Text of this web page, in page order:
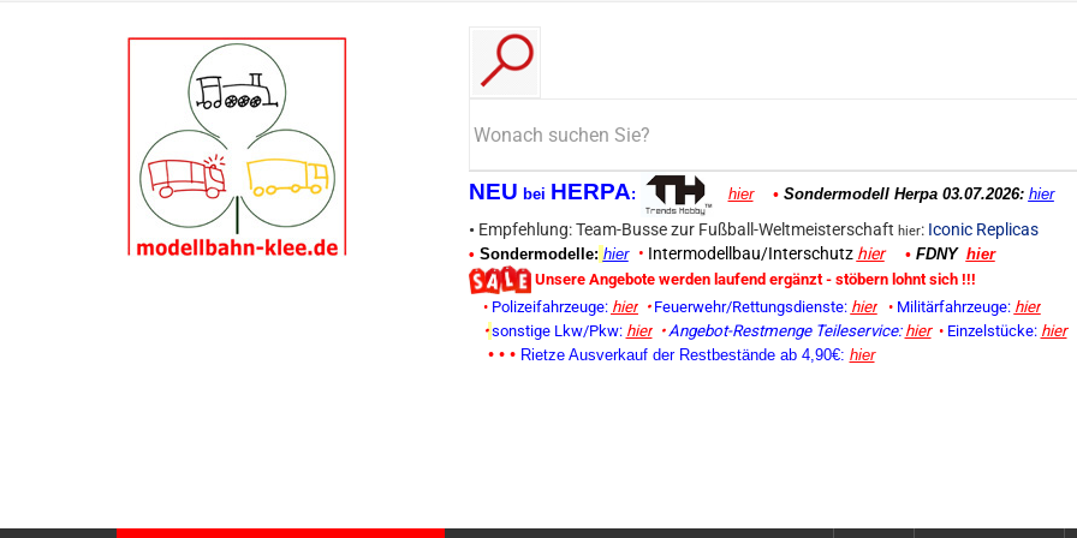
NEU bei HERPA: hier • Sondermodell Herpa 03.07.2026: hier
• Empfehlung: Team-Busse zur Fußball-Weltmeisterschaft hier: Iconic Replicas
• Sondermodelle: hier • Intermodellbau/Interschutz hier • FDNY hier
Unsere Angebote werden laufend ergänzt - stöbern lohnt sich !!!
•Polizeifahrzeuge: hier • Feuerwehr/Rettungsdienste: hier • Militärfahrzeuge: hier
• sonstige Lkw/Pkw: hier • Angebot-Restmenge Teileservice: hier • Einzelstücke: hier
• • • Rietze Ausverkauf der Restbestände ab 4,90€: hier